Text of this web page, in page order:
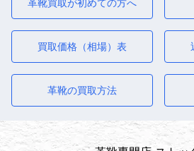
買取価格（相場）表
革靴の買取方法